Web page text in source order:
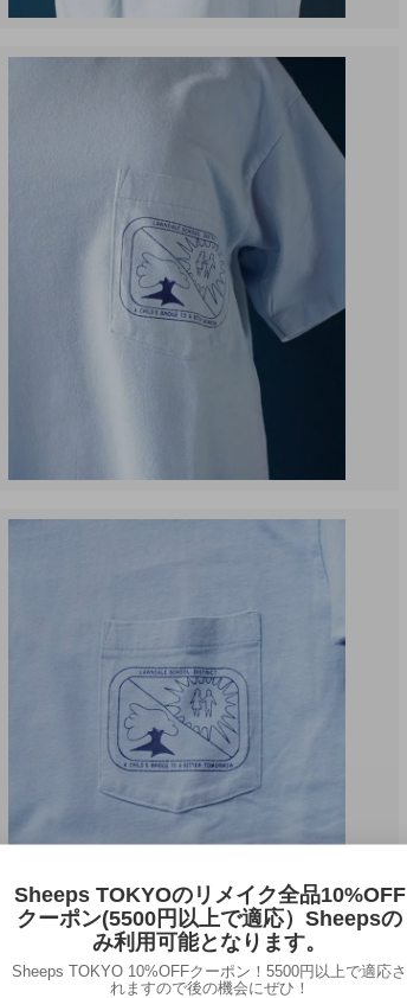
Sheeps TOKYOのリメイク全品10%OFF
クーポン(5500円以上で適応）Sheepsの
み利用可能となります。
Sheeps TOKYO 10%OFFクーポン！5500円以上で適応さ
れますので後の機会にぜひ！